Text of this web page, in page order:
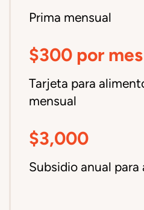
Prima mensual
$300 por mes
Tarjeta para
mensual
$3,000
Subsidio anual